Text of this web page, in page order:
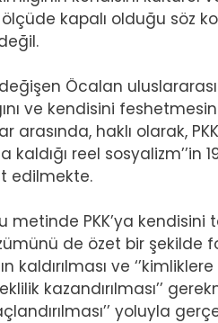
kapalı olduğu söz
Öcalan uluslararası
ve kendisini
arasında, haklı olarak,
kaldığı reel
edilmekte.
metinde PKK’ya kendisini
de özet bir şekilde
kaldırılması ve
kazandırılması’’
yoluyla